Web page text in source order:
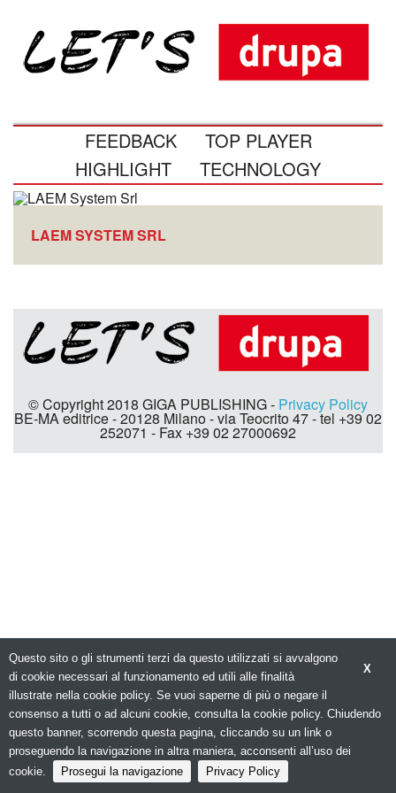
FEEDBACK
TOP PLAYER
HIGHLIGHT
TECHNOLOGY
LAEM SYSTEM SRL
© Copyright 2018 GIGA PUBLISHING - Privacy Policy
BE-MA editrice - 20128 Milano - via Teocrito 47 - tel +39 02
252071 - Fax +39 02 27000692
X
Questo sito o gli strumenti terzi da questo utilizzati si avvalgono
di cookie necessari al funzionamento ed utili alle finalità
illustrate nella cookie policy. Se vuoi saperne di più o negare il
consenso a tutti o ad alcuni cookie, consulta la cookie policy. Chiudendo
questo banner, scorrendo questa pagina, cliccando su un link o
proseguendo la navigazione in altra maniera, acconsenti all’uso dei
cookie.
Prosegui la navigazione Privacy Policy